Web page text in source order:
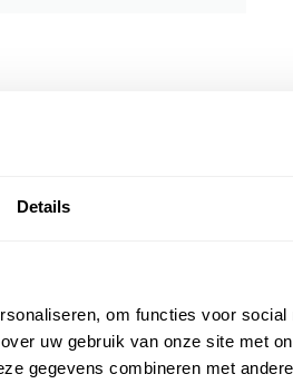
Details
om functies voor social
uw gebruik van onze site met
gegevens combineren met
moderne
een
overhemd
Blue
Merk
Materiaal